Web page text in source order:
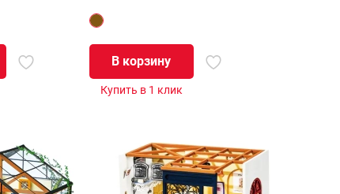
В корзину
Купить в 1 клик